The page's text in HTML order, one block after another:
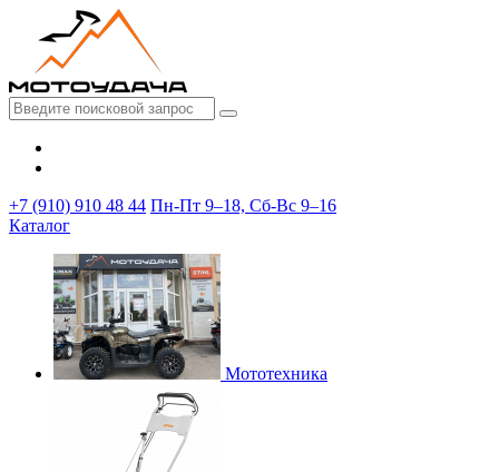
+7 (910) 910 48 44 Пн-Пт 9–18, Сб-Вс 9–16
Каталог
Мототехника